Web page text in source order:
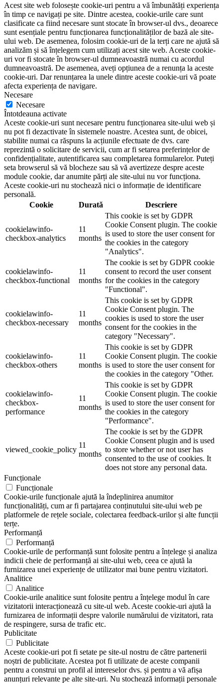
Acest site web folosește cookie-uri pentru a vă îmbunătăți experiența
în timp ce navigați pe site. Dintre acestea, cookie-urile care sunt
clasificate ca fiind necesare sunt stocate în browser-ul dvs., deoarece
sunt esențiale pentru funcționarea funcționalităților de bază ale site-
ului web. De asemenea, folosim cookie-uri de la terți care ne ajută să
analizăm și să înțelegem cum utilizați acest site web. Aceste cookie-
uri vor fi stocate în browser-ul dumneavoastră numai cu acordul
dumneavoastră. De asemenea, aveți opțiunea de a renunța la aceste
cookie-uri. Dar renunțarea la unele dintre aceste cookie-uri vă poate
afecta experiența de navigare.
Necesare
Necesare
Întotdeauna activate
Aceste cookie-uri sunt necesare pentru funcționarea site-ului web și
nu pot fi dezactivate în sistemele noastre. Acestea sunt, de obicei,
stabilite numai ca răspuns la acțiunile efectuate de dvs. care
reprezintă o solicitare de servicii, cum ar fi setarea preferințelor de
confidențialitate, autentificarea sau completarea formularelor. Puteți
seta browserul să vă blocheze sau să vă avertizeze despre aceste
module cookie, dar anumite părți ale site-ului nu vor funcționa.
Aceste cookie-uri nu stochează nici o informație de identificare
personală.
Cookie
Durată Descriere
cookielawinfo-
checkbox-analytics
11
months
This cookie is set by GDPR
Cookie Consent plugin. The cookie
is used to store the user consent for
the cookies in the category
"Analytics".
cookielawinfo-
checkbox-functional
11
months
The cookie is set by GDPR cookie
consent to record the user consent
for the cookies in the category
"Functional".
cookielawinfo-
checkbox-necessary
11
months
This cookie is set by GDPR
Cookie Consent plugin. The
cookies is used to store the user
consent for the cookies in the
category "Necessary".
cookielawinfo-
checkbox-others
11
months
This cookie is set by GDPR
Cookie Consent plugin. The cookie
is used to store the user consent for
the cookies in the category "Other.
cookielawinfo-
checkbox-
performance
11
months
This cookie is set by GDPR
Cookie Consent plugin. The cookie
is used to store the user consent for
the cookies in the category
"Performance".
viewed_cookie_policy
11
months
The cookie is set by the GDPR
Cookie Consent plugin and is used
to store whether or not user has
consented to the use of cookies. It
does not store any personal data.
Funcționale
Funcționale
Cookie-urile funcționale ajută la îndeplinirea anumitor
funcționalități, cum ar fi partajarea conținutului site-ului web pe
platformele de rețele sociale, colectarea feedback-urilor și alte funcții
terțe.
Performanță
Performanță
Cookie-urile de performanță sunt folosite pentru a înțelege și analiza
indicii cheie de performanță ai site-ului web, ceea ce ajută la
furnizarea unei experiențe de utilizator mai bune pentru vizitatori.
Analitice
Analitice
Cookie-urile analitice sunt folosite pentru a înțelege modul în care
vizitatorii interacționează cu site-ul web. Aceste cookie-uri ajută la
furnizarea de informații despre valorile numărului de vizitatori, rata
de respingere, sursa de trafic etc.
Publicitate
Publicitate
Aceste cookie-uri pot fi setate pe site-ul nostru de către partenerii
noștri de publicitate. Acestea pot fi utilizate de aceste companii
pentru a construi un profil al intereselor dvs. și pentru a vă afișa
anunțuri relevante pe alte site-uri. Nu stochează informații personale